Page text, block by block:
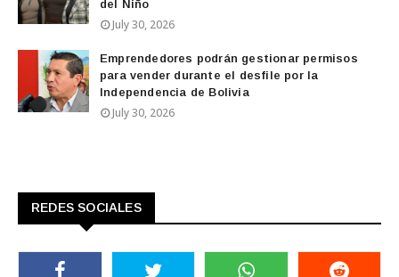
del Niño
July 30, 2026
Emprendedores podrán gestionar permisos
para vender durante el desfile por la
Independencia de Bolivia
July 30, 2026
REDES SOCIALES